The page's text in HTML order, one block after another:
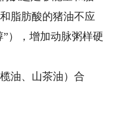
脂肪酸的猪油不应
），增加动脉粥样硬
油、山茶油）合